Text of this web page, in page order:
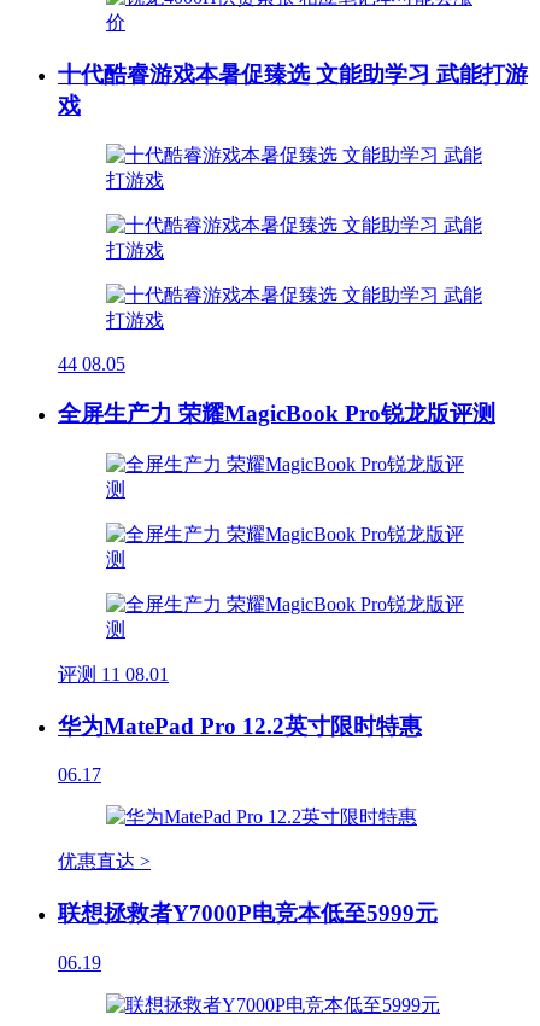
十代酷睿游戏本暑促臻选 文能助学习 武能打游
戏
44 08.05
全屏生产力 荣耀MagicBook Pro锐龙版评测
评测 11 08.01
华为MatePad Pro 12.2英寸限时特惠
06.17
优惠直达 >
联想拯救者Y7000P电竞本低至5999元
06.19